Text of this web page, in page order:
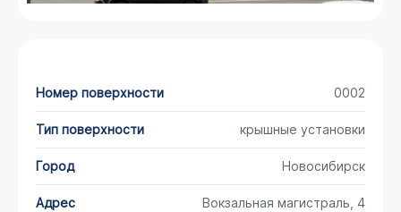
Номер поверхности 0002
Тип поверхности крышные установки
Город Новосибирск
Адрес Вокзальная магистраль, 4